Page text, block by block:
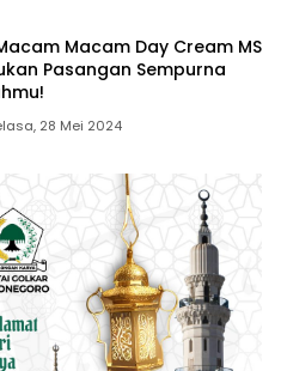
Macam Day Cream MS
Pasangan Sempurna
28 Mei 2024